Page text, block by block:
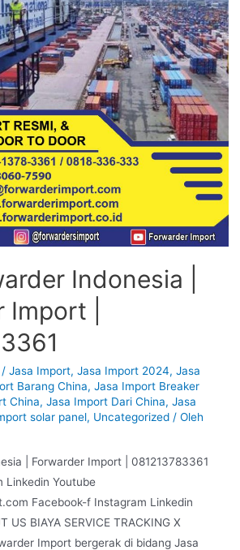
Indonesia |
|
/ Jasa Import, Jasa Import 2024, Jasa
Barang China, Jasa Import Breaker
China, Jasa Import Dari China, Jasa
solar panel, Uncategorized/ Oleh
| Forwarder Import | 081213783361
Linkedin Youtube
Facebook-f Instagram Linkedin
US BIAYA SERVICE TRACKING X
Import bergerak di bidang Jasa